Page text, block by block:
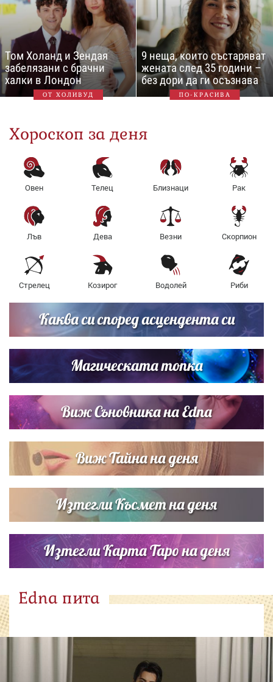
Том Холанд и Зендая
забелязани с брачни
халки в Лондон
ОТ ХОЛИВУД
9 неща, които състаряват
жената след 35 години –
без дори да ги осъзнава
ПО-КРАСИВА
Хороскоп за деня
Овен Телец Близнаци Рак
Лъв Дева Везни Скорпион
Стрелец Козирог Водолей Риби
Каква си според асцендента си
Магическата топка
Виж Съновника на Edna
Виж Тайна на деня
Изтегли Късмет на деня
Изтегли Карта Таро на деня
Edna пита